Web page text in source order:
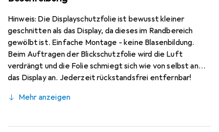
Hinweis: Die Displayschutzfolie ist bewusst kleiner
geschnitten als das Display, da dieses im Randbereich
gewölbt ist. Einfache Montage - keine Blasenbildung.
Beim Auftragen der Blickschutzfolie wird die Luft
verdrängt und die Folie schmiegt sich wie von selbst an
das Display an. Jederzeit rückstandsfrei entfernbar!
Oberfläche! Die dipos Blickschutzfilter-Folie ist sehr
als das Oppo Reno 4 Pro Glas, da dieses gewölbt ist (siehe
Mehr anzeigen